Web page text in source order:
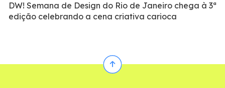
DW! Semana de Design do Rio de Janeiro chega à 3ª
edição celebrando a cena criativa carioca